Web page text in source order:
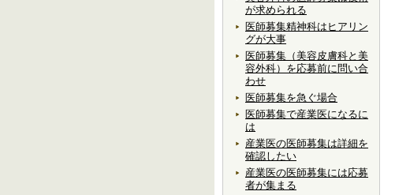
が求められる
医師募集精神科はヒアリン
グが大事
医師募集（美容皮膚科と美
容外科）を応募前に問い合
わせ
医師募集を急ぐ場合
医師募集で産業医になるに
は
産業医の医師募集は詳細を
確認したい
産業医の医師募集には応募
者が集まる